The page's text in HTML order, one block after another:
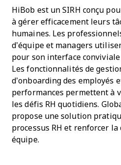
HiBob est un SIRH conçu
à gérer efficacement leurs
humaines. Les
d’équipe et managers
pour son interface
Les fonctionnalités de
d’onboarding des employés
performances permettent à
les défis RH quotidiens.
propose une solution
processus RH et renforcer
équipe.